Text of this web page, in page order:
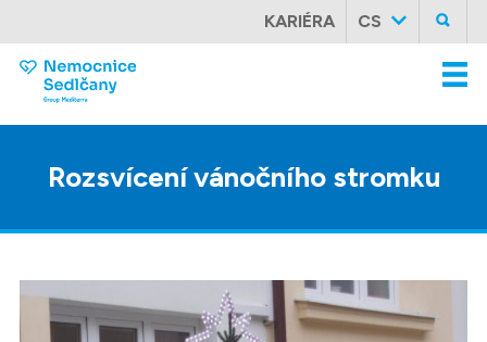
KARIÉRA CS
Rozsvícení vánočního stromku